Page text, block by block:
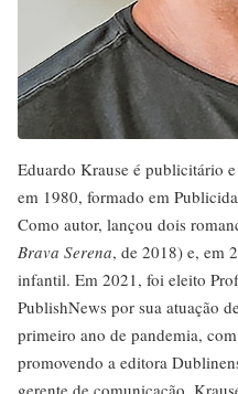
Eduardo Krause é publicitário
em 1980, formado em
Como autor, lançou dois
Brava Serena, de 2018) e, em
infantil. Em 2021, foi eleito
PublishNews por sua atuação
primeiro ano de pandemia,
promovendo a editora
gerente de comunicação.